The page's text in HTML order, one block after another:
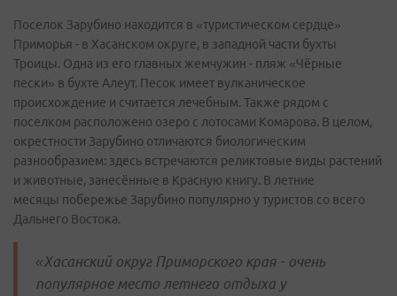
Поселок Зарубино находится в «туристическом сердце»
Приморья - в Хасанском округе, в западной части бухты
Троицы. Одна из его главных жемчужин - пляж «Чёрные
пески» в бухте Алеут. Песок имеет вулканическое
происхождение и считается лечебным. Также рядом с
поселком расположено озеро с лотосами Комарова. В целом,
окрестности Зарубино отличаются биологическим
разнообразием: здесь встречаются реликтовые виды растений
и животные, занесённые в Красную книгу. В летние
месяцы побережье Зарубино популярно у туристов со всего
Дальнего Востока.
«Хасанский округ Приморского края - очень
популярное место летнего отдыха у